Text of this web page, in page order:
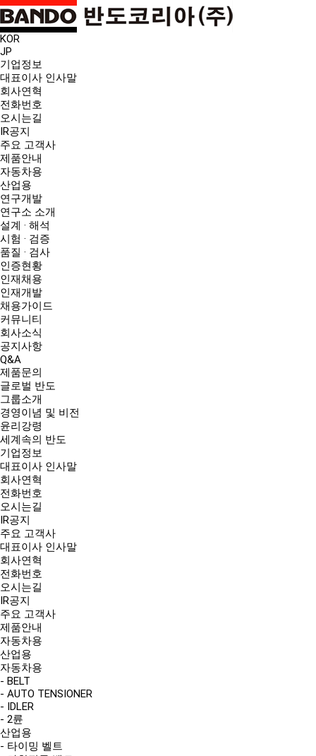
KOR
JP
기업정보
대표이사 인사말
회사연혁
전화번호
오시는길
IR공지
주요 고객사
제품안내
자동차용
산업용
연구개발
연구소 소개
설계 · 해석
시험 · 검증
품질 · 검사
인증현황
인재채용
인재개발
채용가이드
커뮤니티
회사소식
공지사항
Q&A
제품문의
글로벌 반도
그룹소개
경영이념 및 비전
윤리강령
세계속의 반도
기업정보
대표이사 인사말
회사연혁
전화번호
오시는길
IR공지
주요 고객사
대표이사 인사말
회사연혁
전화번호
오시는길
IR공지
주요 고객사
제품안내
자동차용
산업용
자동차용
- BELT
- AUTO TENSIONER
- IDLER
- 2륜
산업용
- 타이밍 벨트